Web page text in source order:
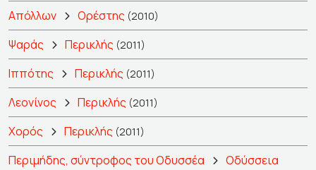
Απόλλων Ορέστης (2010)
Ψαράς Περικλής (2011)
Ιππότης Περικλής (2011)
Λεονίνος Περικλής (2011)
Χορός Περικλής (2011)
Περιμήδης, σύντροφος του Οδυσσέα Οδύσσεια